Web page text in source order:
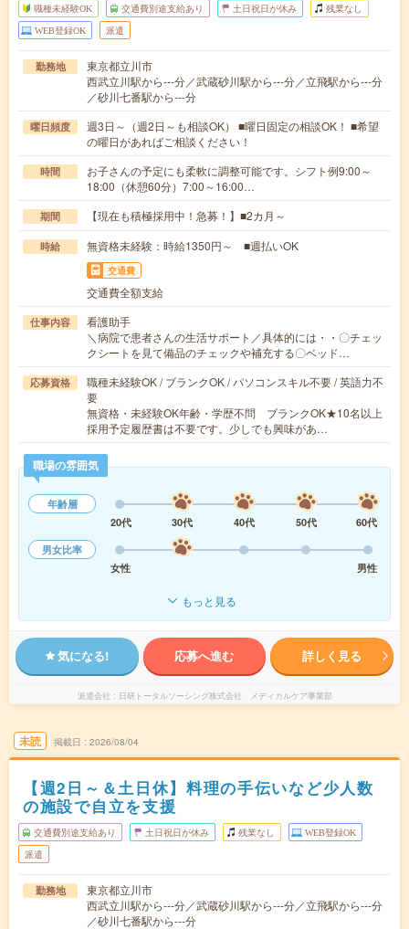
職種未経験OK 交通費別途支給あり 土日祝日が休み 残業なし
WEB登録OK 派遣
勤務地
東京都立川市
西武立川駅から---分／武蔵砂川駅から---分／立飛駅から---分
／砂川七番駅から---分
曜日頻度
週3日～（週2日～も相談OK） ■曜日固定の相談OK！ ■希望
の曜日があればご相談ください！
時間
お子さんの予定にも柔軟に調整可能です。シフト例9:00～
18:00（休憩60分）7:00～16:00…
期間 【現在も積極採用中！急募！】■2カ月～
時給 無資格未経験：時給1350円～ ■週払いOK
交通費
交通費全額支給
仕事内容
看護助手
＼病院で患者さんの生活サポート／具体的には・・〇チェッ
クシートを見て備品のチェックや補充する〇ベッド…
応募資格
職種未経験OK / ブランクOK / パソコンスキル不要 / 英語力不
要
無資格・未経験OK年齢・学歴不問 ブランクOK★10名以上
採用予定履歴書は不要です。少しでも興味があ…
職場の雰囲気
年齢層
20代
30代 40代 50代
60代
男女比率
女性
男性
もっと見る
気になる! 応募へ進む 詳しく見る
派遣会社 日研トータルソーシング株式会社 メディカルケア事業部
未読 掲載日 2026/08/04
【週2日～＆土日休】料理の手伝いなど少人数
の施設で自立を支援
交通費別途支給あり 土日祝日が休み 残業なし WEB登録OK
派遣
勤務地
東京都立川市
西武立川駅から---分／武蔵砂川駅から---分／立飛駅から---分
／砂川七番駅から---分